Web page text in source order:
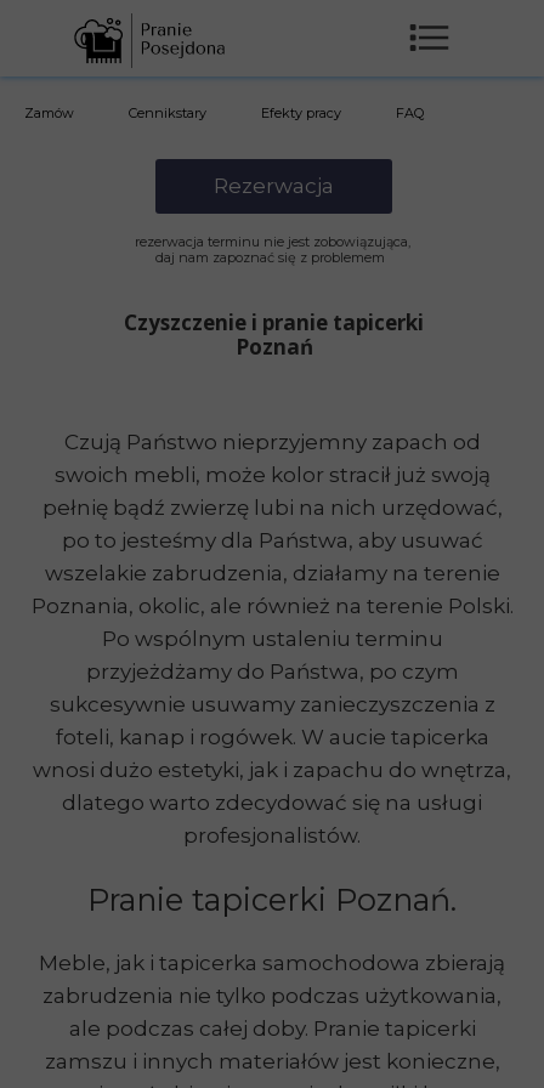
Rezerwacja
rezerwacja terminu nie jest zobowiązująca,
daj nam zapoznać się z problemem
Czyszczenie i pranie tapicerki
Poznań
Czują Państwo nieprzyjemny zapach od
swoich mebli, może kolor stracił już swoją
pełnię bądź zwierzę lubi na nich urzędować,
po to jesteśmy dla Państwa, aby usuwać
wszelakie zabrudzenia, działamy na terenie
Poznania, okolic, ale również na terenie Polski.
Po wspólnym ustaleniu terminu
przyjeżdżamy do Państwa, po czym
sukcesywnie usuwamy zanieczyszczenia z
foteli, kanap i rogówek. W aucie tapicerka
wnosi dużo estetyki, jak i zapachu do wnętrza,
dlatego warto zdecydować się na usługi
profesjonalistów.
Pranie tapicerki Poznań.
Meble, jak i tapicerka samochodowa zbierają
zabrudzenia nie tylko podczas użytkowania,
ale podczas całej doby. Pranie tapicerki
zamszu i innych materiałów jest konieczne,
Zamów Cennikstary Efekty pracy FAQ